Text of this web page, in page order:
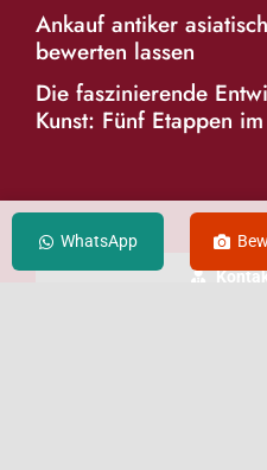
Ankauf antiker
bewerten lassen
Die faszinierende
Kunst: Fünf Etappen
KONTAKT
WhatsApp